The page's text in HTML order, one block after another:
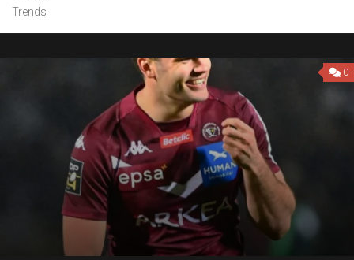
Trends
0